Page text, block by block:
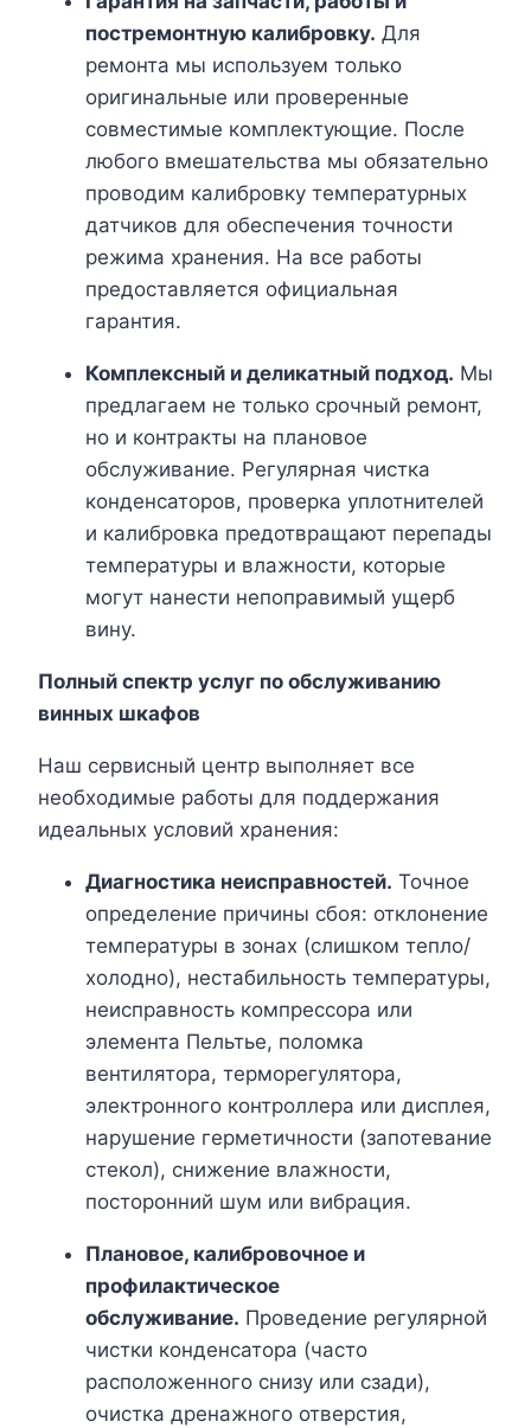
постремонтную калибровку. Для
ремонта мы используем только
оригинальные или проверенные
совместимые комплектующие. После
любого вмешательства мы обязательно
проводим калибровку температурных
датчиков для обеспечения точности
режима хранения. На все работы
предоставляется официальная
гарантия.
Комплексный и деликатный подход. Мы
предлагаем не только срочный ремонт,
но и контракты на плановое
обслуживание. Регулярная чистка
конденсаторов, проверка уплотнителей
и калибровка предотвращают перепады
температуры и влажности, которые
могут нанести непоправимый ущерб
вину.
Полный спектр услуг по обслуживанию
винных шкафов
Наш сервисный центр выполняет все
необходимые работы для поддержания
идеальных условий хранения:
Диагностика неисправностей. Точное
определение причины сбоя: отклонение
температуры в зонах (слишком тепло/
холодно), нестабильность температуры,
неисправность компрессора или
элемента Пельтье, поломка
вентилятора, терморегулятора,
электронного контроллера или дисплея,
нарушение герметичности (запотевание
стекол), снижение влажности,
посторонний шум или вибрация.
Плановое, калибровочное и
профилактическое
обслуживание. Проведение регулярной
чистки конденсатора (часто
расположенного снизу или сзади),
очистка дренажного отверстия,